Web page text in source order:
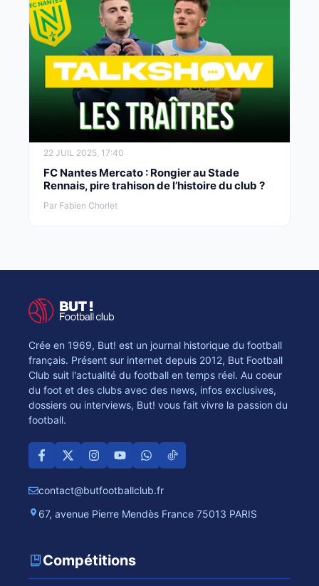
22 JUIL 2025, 17:40
FC Nantes Mercato : Rongier au Stade
Rennais, pire trahison de l’histoire du club ?
Par Fabien Chorlet
Crée en 1969, But! est un journal historique du football
français. Présent sur internet depuis 2012, But Football
Club suit l'actualité du football en temps réel. Au coeur
du foot et des clubs avec des news, infos exclusives,
dossiers ou interviews, But! vous fait vivre la passion du
football.
contact@butfootballclub.fr
67, avenue Pierre Mendès France 75013 PARIS
Compétitions